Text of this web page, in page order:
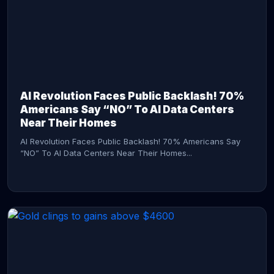
AI Revolution Faces Public Backlash! 70%
Americans Say “NO” To AI Data Centers
Near Their Homes
AI Revolution Faces Public Backlash! 70% Americans Say
“NO” To AI Data Centers Near Their Homes...